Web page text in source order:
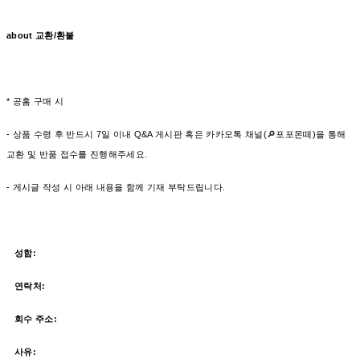
about 교환/환불
* 공홈 구매 시
- 상품 수령 후 반드시 7일 이내 Q&A 게시판 혹은 카카오톡 채널(🔎포포몬떼)을 통해
교환 및 반품 접수를 진행해주세요.
- 게시글 작성 시 아래 내용을 함께 기재 부탁드립니다.
성함:
연락처:
회수 주소:
사유: